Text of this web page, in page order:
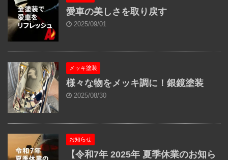
愛車の美しさを取り戻す
2025/09/01
メッキ塗装
様々な物をメッキ調に！銀鏡塗装
2025/08/30
お知らせ
【令和7年 2025年 夏季休業のお知ら